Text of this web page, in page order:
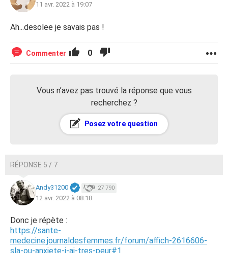
11 avr. 2022 à 19:07
Ah...desolee je savais pas !
Commenter 0
Vous n’avez pas trouvé la réponse que vous
recherchez ?
Posez votre question
RÉPONSE 5 / 7
Andy31200 27 790
12 avr. 2022 à 08:18
Donc je répète :
https://sante-
medecine.journaldesfemmes.fr/forum/affich-2616606-
sla-ou-anxiete-j-ai-tres-peur#1